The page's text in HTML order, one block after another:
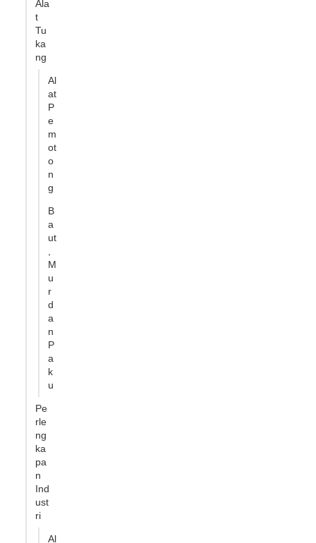
Ala
t
Tu
ka
ng
Al
at
P
e
m
ot
o
n
g
B
a
ut
,
M
u
r
d
a
n
P
a
k
u
Pe
rle
ng
ka
pa
n
Ind
ust
ri
Al